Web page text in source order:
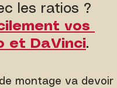
les ratios ?
vos
et DaVinci.
montage va devoir